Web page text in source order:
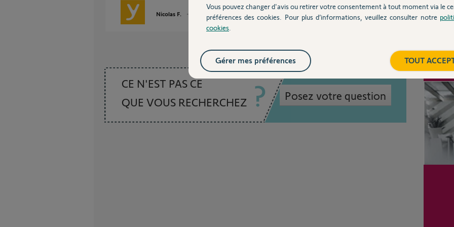
Nicolas F. il y a presque 2 ans
CE N'EST PAS CE
QUE VOUS RECHERCHEZ
Posez votre question
Vous pouvez changer d'avis ou retirer votre consentement à tout moment via le
préférences des cookies. Pour plus d’informations, veuillez consulter notre
cookies
TOUT
Gérer mes préférences